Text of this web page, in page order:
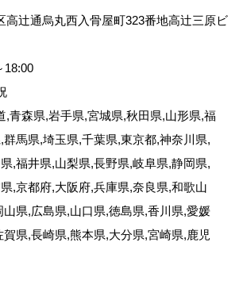
高辻通烏丸西入骨屋町323番地高辻三原ビ
18:00
,青森県,岩手県,宮城県,秋田県,山形県,福
馬県,埼玉県,千葉県,東京都,神奈川県,
,福井県,山梨県,長野県,岐阜県,静岡県,
,京都府,大阪府,兵庫県,奈良県,和歌山
山県,広島県,山口県,徳島県,香川県,愛媛
県,長崎県,熊本県,大分県,宮崎県,鹿児